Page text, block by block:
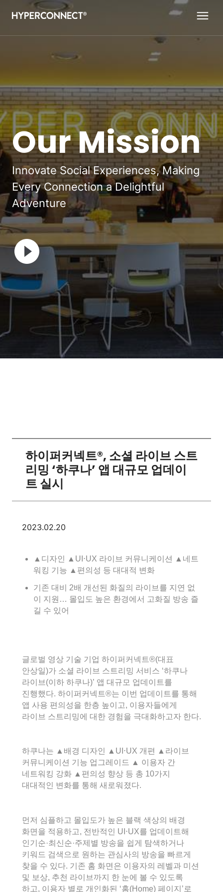
Our Mission
Innovate Social Experiences, Making
Every Connection a Delightful
Adventure
하이퍼커넥트®, 소셜 라이브 스트
리밍 ‘하쿠나’ 앱 대규모 업데이
트 실시
2023.02.20
▲디자인 ▲UI⋅UX 라이브 커뮤니케이션 ▲네트
워킹 기능 ▲편의성 등 대대적 변화
기존 대비 2배 개선된 화질의 라이브를 지연 없
이 지원… 몰입도 높은 환경에서 고화질 방송 즐
길 수 있어
글로벌 영상 기술 기업 하이퍼커넥트®(대표
안상일)가 소셜 라이브 스트리밍 서비스 ‘하쿠나
라이브(이하 하쿠나)’ 앱 대규모 업데이트를
진행했다. 하이퍼커넥트®는 이번 업데이트를 통해
앱 사용 편의성을 한층 높이고, 이용자들에게
라이브 스트리밍에 대한 경험을 극대화하고자 한다.
하쿠나는 ▲배경 디자인 ▲UI⋅UX 개편 ▲라이브
커뮤니케이션 기능 업그레이드 ▲ 이용자 간
네트워킹 강화 ▲편의성 향상 등 총 10가지
대대적인 변화를 통해 새로워졌다.
먼저 심플하고 몰입도가 높은 블랙 색상의 배경
화면을 적용하고, 전반적인 UI⋅UX를 업데이트해
인기순·최신순·주제별 방송을 쉽게 탐색하거나
키워드 검색으로 원하는 관심사의 방송을 빠르게
찾을 수 있다. 기존 홈 화면은 이용자의 레벨과 미션
및 보상, 추천 라이브까지 한 눈에 볼 수 있도록
하고, 이용자 별로 개인화된 ‘홈(Home) 페이지’로